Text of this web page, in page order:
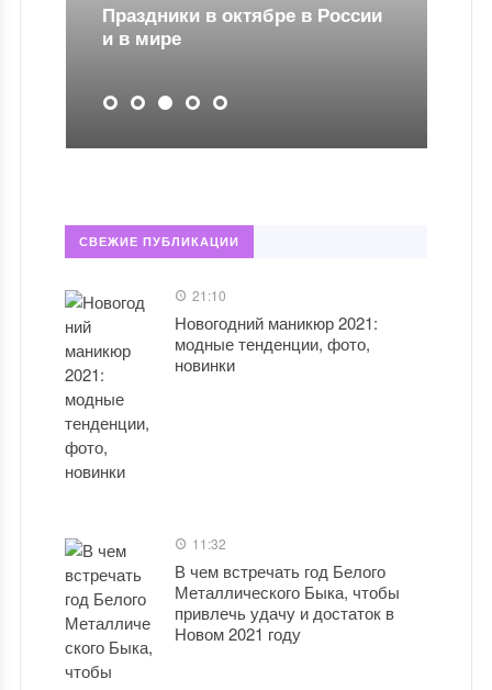
Праздники в октябре в России
и в мире
СВЕЖИЕ ПУБЛИКАЦИИ
21:10
Новогодний маникюр 2021:
модные тенденции, фото,
новинки
11:32
В чем встречать год Белого
Металлического Быка, чтобы
привлечь удачу и достаток в
Новом 2021 году